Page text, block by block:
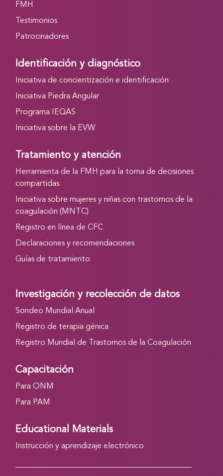
FMH
Testimonios
Patrocinadores
Identificación y diagnóstico
Iniciativa de concientización e identificación
Iniciativa Piedra Angular
Programa IEQAS
Iniciativa sobre la EVW
Tratamiento y atención
Herramienta de la FMH para la toma de decisiones
compartidas
Iniciativa sobre mujeres y niñas con trastornos de la
coagulación (MNTC)
Registro en línea de CFC
Declaraciones y recomendaciones
Guías de tratamiento
Investigación y recolección de datos
Sondeo Mundial Anual
Registro de terapia génica
Registro Mundial de Trastornos de la Coagulación
Capacitación
Para ONM
Para PAM
Educational Materials
Instrucción y aprendizaje electrónico